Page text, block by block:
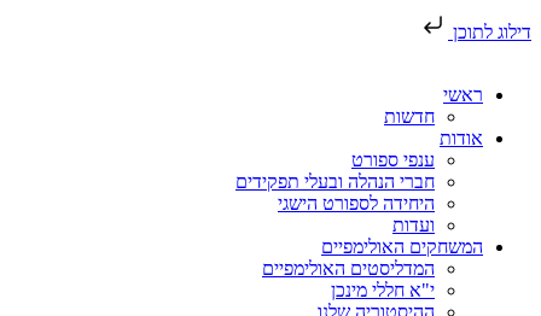
דילוג לתוכן
ראשי
חדשות
אודות
ענפי ספורט
חברי הנהלה ובעלי תפקידים
היחידה לספורט הישגי
ועדות
המשחקים האולימפיים
המדליסטים האולימפיים
י"א חללי מינכן
ההיסטוריה שלנו